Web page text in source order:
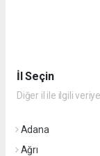
İl Seçin
Diğer il ile ilgili
Adana
Ağrı